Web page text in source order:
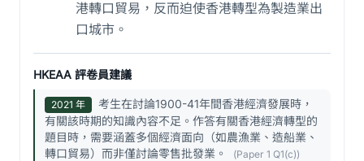
港轉口貿易，反而迫使香港轉型為製造業出
口城市。
HKEAA 評卷員建議
2021 年
考生在討論1900-41年間香港經濟發展時，
有關該時期的知識內容不足。作答有關香港經濟轉型的
題目時，需要涵蓋多個經濟面向（如農漁業、造船業、
轉口貿易）而非僅討論零售批發業。
(Paper 1 Q1(c))